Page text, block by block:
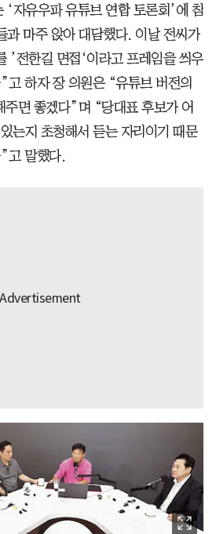
‘자유우파 유튜브 연합 토론회’에 참
과 마주 앉아 대담했다. 이날 전씨가
’전한길 면접‘이라고 프레임을 씌우
고 하자 장 의원은 “유튜브 버전의
주면 좋겠다”며 “당대표 후보가 어
는지 초청해서 듣는 자리이기 때문
고 말했다.